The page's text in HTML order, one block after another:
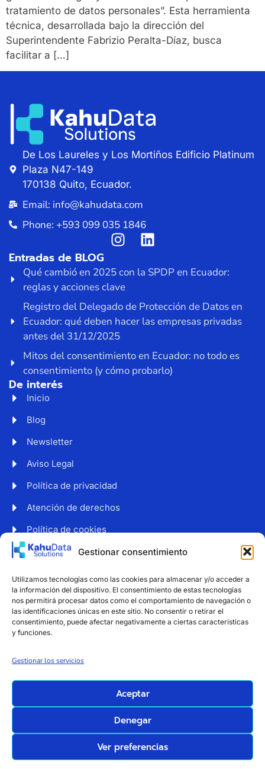
Gestionar consentimiento
Utilizamos tecnologías como las cookies para almacenar y/o acceder a
la información del dispositivo. El consentimiento de estas tecnologías
nos permitirá procesar datos como el comportamiento de navegación o
las identificaciones únicas en este sitio. No consentir o retirar el
consentimiento, puede afectar negativamente a ciertas características
y funciones.
Gestionar los servicios
Aceptar
Denegar
Ver preferencias
tratamiento de datos personales”. Esta herramienta
técnica, desarrollada bajo la dirección del
Superintendente Fabrizio Peralta-Díaz, busca
facilitar a […]
De Los Laureles y Los Mortiños Edificio Platinum
Plaza N47-149
170138 Quito, Ecuador.
Email: info@kahudata.com
Phone: +593 099 035 1846
Entradas de BLOG
Qué cambió en 2025 con la SPDP en Ecuador:
reglas y acciones clave
Registro del Delegado de Protección de Datos en
Ecuador: qué deben hacer las empresas privadas
antes del 31/12/2025
Mitos del consentimiento en Ecuador: no todo es
consentimiento (y cómo probarlo)
De interés
Inicio
Blog
Newsletter
Aviso Legal
Política de privacidad
Atención de derechos
Política de cookies
Web accesible
Suscríbete a nuestro boletín para recibir noticias y
consejos sobre protección de datos.
electrónico
Suscribirse
KahuData Solutions |
Todos los derechos
reservados
Diseño y alojamiento:
Servicios Integrales Para
Pymes